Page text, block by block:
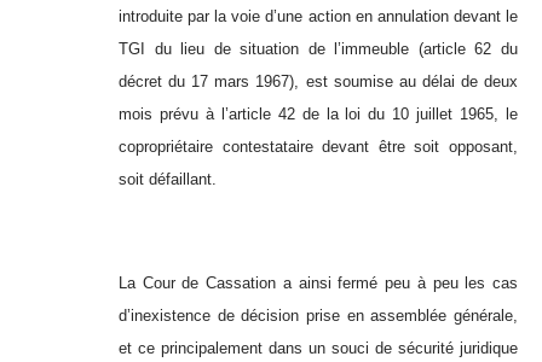
introduite par la voie d’une action en annulation devant le
TGI du lieu de situation de l’immeuble (article 62 du
décret du 17 mars 1967), est soumise au délai de deux
mois prévu à l’article 42 de la loi du 10 juillet 1965, le
copropriétaire contestataire devant être soit opposant,
soit défaillant.
La Cour de Cassation a ainsi fermé peu à peu les cas
d’inexistence de décision prise en assemblée générale,
et ce principalement dans un souci de sécurité juridique